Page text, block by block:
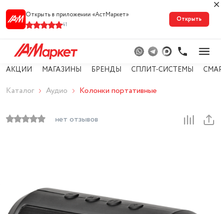
Открыть в приложении «АстМарке‪т‬»
41
Открыть
АКЦИИ МАГАЗИНЫ БРЕНДЫ СПЛИТ-СИСТЕМЫ
Каталог Аудио Колонки портативные
нет отзывов